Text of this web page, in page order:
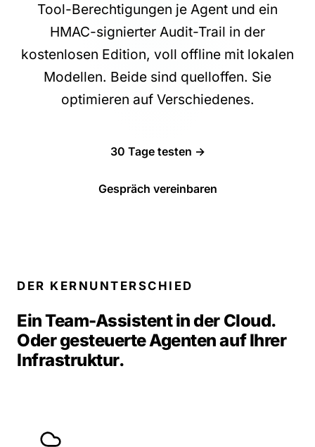
Tool-Berechtigungen je Agent und ein
HMAC-signierter Audit-Trail in der
kostenlosen Edition, voll offline mit lokalen
Modellen. Beide sind quelloffen. Sie
optimieren auf Verschiedenes.
30 Tage testen →
Gespräch vereinbaren
DER KERNUNTERSCHIED
Ein Team-Assistent in der Cloud.
Oder gesteuerte Agenten auf Ihrer
Infrastruktur.